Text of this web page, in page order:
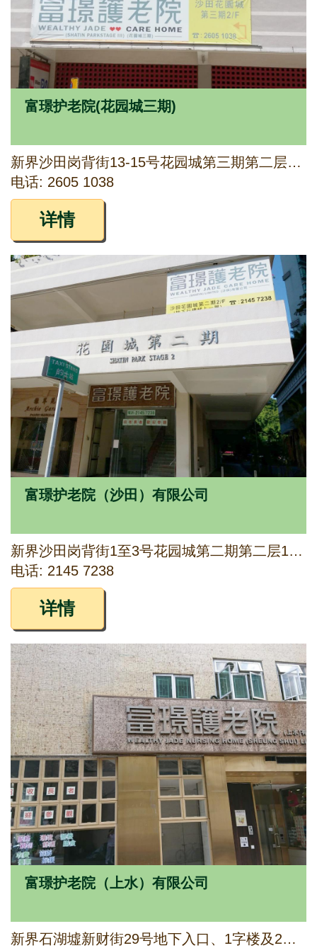
富璟护老院(花园城三期)
新界沙田岗背街13-15号花园城第三期第二层1A、1B、1C、2、3A、3B、3C及4号铺
电话: 2605 1038
详情
富璟护老院（沙田）有限公司
新界沙田岗背街1至3号花园城第二期第二层1至4号铺
电话: 2145 7238
详情
富璟护老院（上水）有限公司
新界石湖墟新财街29号地下入口、1字楼及2字楼